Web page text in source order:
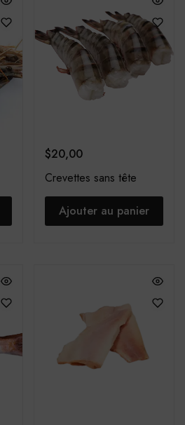
$20,00
Crevettes sans tête
Ajouter au panier